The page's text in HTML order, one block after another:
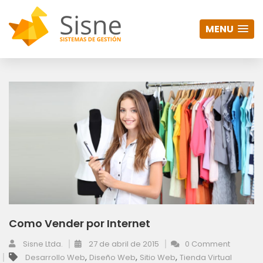
MENU
Como Vender por Internet
Sisne Ltda. 27 de abril de 2015
0 Comment
Desarrollo Web, Diseño Web, Sitio Web, Tienda Virtual